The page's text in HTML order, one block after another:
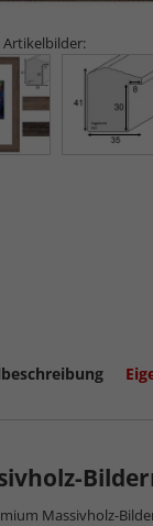
Artikelbilder:
Massivholz-